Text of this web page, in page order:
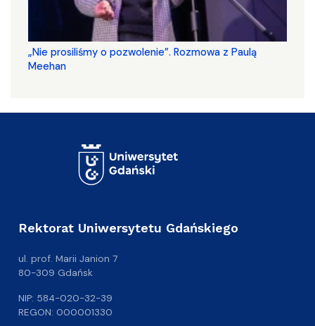
„Nie prosiliśmy o pozwolenie”. Rozmowa z Paulą
Meehan
Rektorat Uniwersytetu Gdańskiego
ul. prof. Marii Janion 7
80-309 Gdańsk
NIP: 584-020-32-39
REGON: 000001330